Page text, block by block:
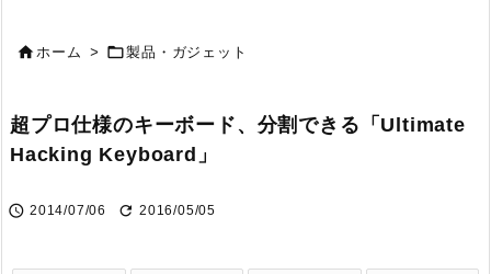
ホーム > 製品・ガジェット
超プロ仕様のキーボード、分割できる「Ultimate
Hacking Keyboard」
 2014/07/06  2016/05/05